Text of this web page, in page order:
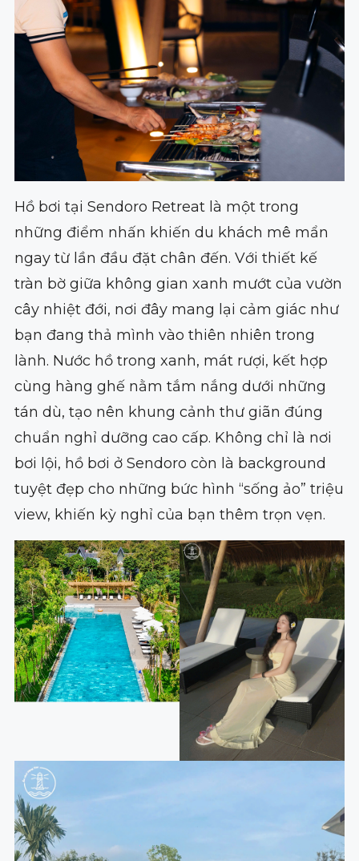
Hồ bơi tại Sendoro Retreat là một trong
những điểm nhấn khiến du khách mê mẩn
ngay từ lần đầu đặt chân đến. Với thiết kế
tràn bờ giữa không gian xanh mướt của vườn
cây nhiệt đới, nơi đây mang lại cảm giác như
bạn đang thả mình vào thiên nhiên trong
lành. Nước hồ trong xanh, mát rượi, kết hợp
cùng hàng ghế nằm tắm nắng dưới những
tán dù, tạo nên khung cảnh thư giãn đúng
chuẩn nghỉ dưỡng cao cấp. Không chỉ là nơi
bơi lội, hồ bơi ở Sendoro còn là background
tuyệt đẹp cho những bức hình “sống ảo” triệu
view, khiến kỳ nghỉ của bạn thêm trọn vẹn.